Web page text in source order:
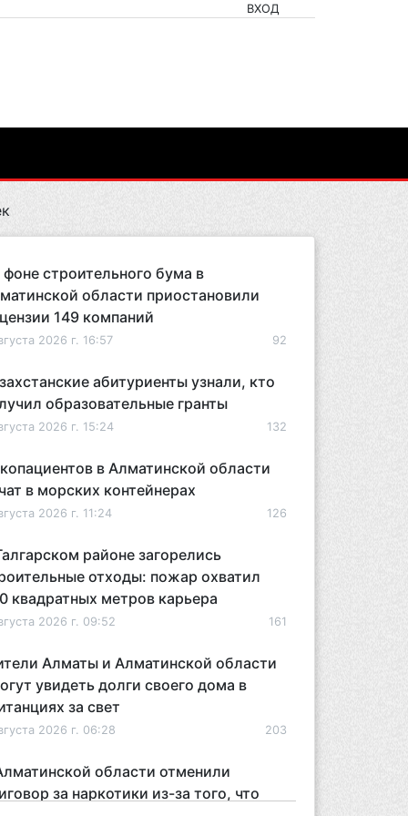
ВХОД
строительного бума в
области приостановили
149 компаний
2026 г. 16:57 92
абитуриенты узнали, кто
образовательные гранты
2026 г. 15:24 132
в Алматинской области
в морских контейнерах
2026 г. 11:24 126
районе загорелись
отходы: пожар охватил
квадратных метров карьера
2026 г. 09:52 161
Алматы и Алматинской области
увидеть долги своего дома в
за свет
2026 г. 06:28 203
области отменили
за наркотики из-за того, что